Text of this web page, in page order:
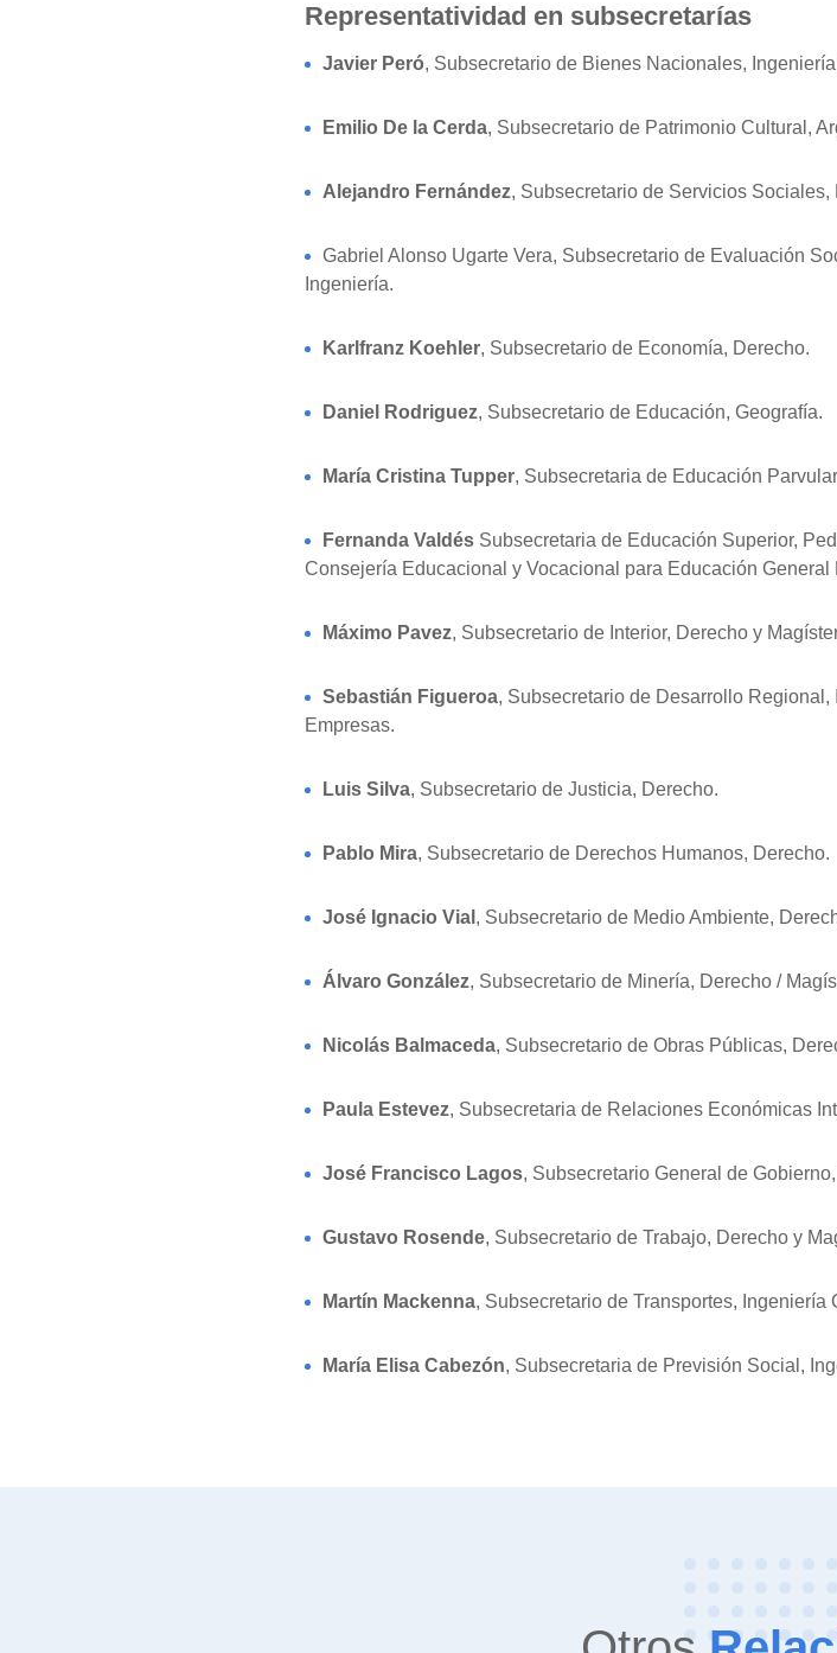
Representatividad en subsecretarías
Javier Peró, Subsecretario de Bienes Nacionales,
Emilio De la Cerda, Subsecretario de Patrimonio Cultural,
Alejandro Fernández, Subsecretario de Servicios Sociales,
Gabriel Alonso Ugarte Vera, Subsecretario de Evaluación
Ingeniería.
Karlfranz Koehler, Subsecretario de Economía, Derecho.
Daniel Rodriguez, Subsecretario de Educación, Geografía.
María Cristina Tupper, Subsecretaria de Educación
Fernanda Valdés Subsecretaria de Educación Superior,
Consejería Educacional y Vocacional para Educación General
Máximo Pavez, Subsecretario de Interior, Derecho y
Sebastián Figueroa, Subsecretario de Desarrollo
Empresas.
Luis Silva, Subsecretario de Justicia, Derecho.
Pablo Mira, Subsecretario de Derechos Humanos, Derecho.
José Ignacio Vial , Subsecretario de Medio Ambiente,
Álvaro González, Subsecretario de Minería, Derecho /
Nicolás Balmaceda, Subsecretario de Obras Públicas,
Paula Estevez, Subsecretaria de Relaciones Económicas
José Francisco Lagos, Subsecretario General de
Gustavo Rosende, Subsecretario de Trabajo, Derecho y
Martín Mackenna, Subsecretario de Transportes,
María Elisa Cabezón, Subsecretaria de Previsión Social,